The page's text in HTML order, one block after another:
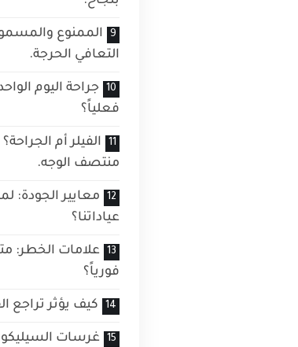
الممنوع
التعافي الحرجة.
جراحة اليوم
فعلياً؟
الفيلر أم
منتصف الوجه.
معايير الجودة:
عياداتنا؟
علامات الخطر:
فورياً؟
كيف يؤثر تراجع
غرسات